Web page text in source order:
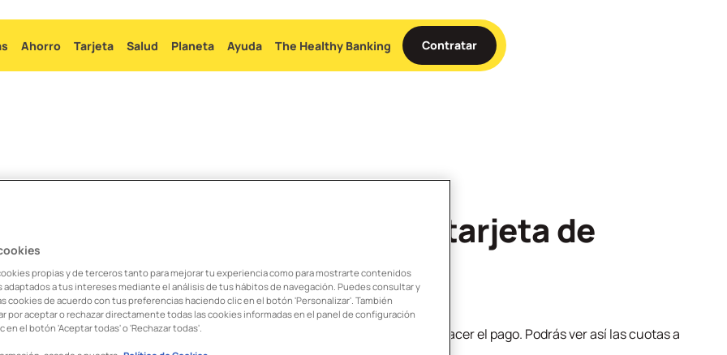
Ir
al
contenido
Ahorro Tarjeta Salud Planeta Ayuda The Healthy Banking Contratar
compras que hago con mi tarjeta de
que entrar en esa compra desde la app y elegir a qué plazo quieres hacer el pago. Podrás ver así las cuotas a
propias y de terceros tanto para mejorar tu experiencia como para mostrarte contenidos
a tus intereses mediante el análisis de tus hábitos de navegación. Puedes consultar y
cookies de acuerdo con tus preferencias haciendo clic en el botón 'Personalizar'. También
por aceptar o rechazar directamente todas las cookies informadas en el panel de configuración
en el botón 'Aceptar todas' o 'Rechazar todas'.